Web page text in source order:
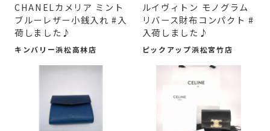
CHANELカメリア ミント
ブルーレザー小銭入れ #入
荷しました♪
キンバリー浜松高林店
ルイヴィトン モノグラム
リバース財布コンパクト #
入荷しました♪
ピックアップ浜松宮竹店